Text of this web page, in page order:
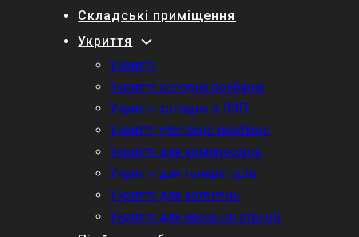
Складські приміщення
Укриття
Укриття
Укриття холодне розбірне
Укриття холодне з ЛЗП
Укриття утеплене розбірне
Укриття для компресорів
Укриття для генераторів
Укриття для котелень
Укриття для насосної станції